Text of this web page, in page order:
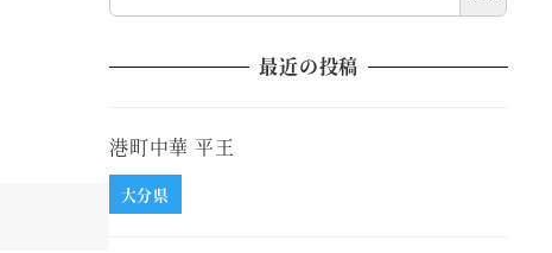
最近の投稿
港町中華 平王
大分県